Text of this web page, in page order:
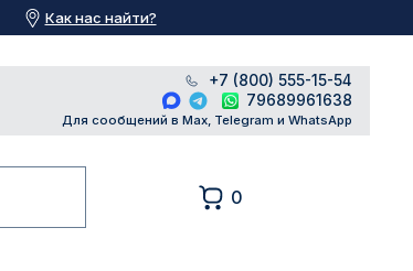
Как нас найти?
+7 (800) 555-15-54
79689961638
Для сообщений в Max, Telegram и WhatsApp
0